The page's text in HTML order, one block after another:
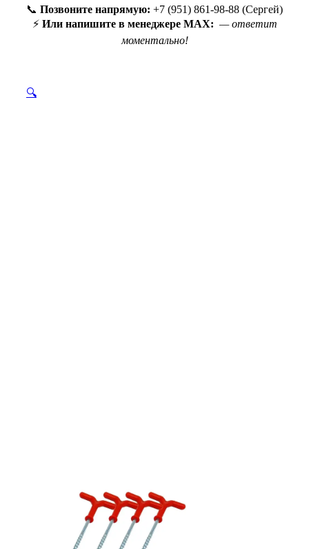
📞 Позвоните напрямую: +7 (951) 861-98-88 (Сергей)
⚡ Или напишите в менеджере MAX: — ответит
моментально!
🔍